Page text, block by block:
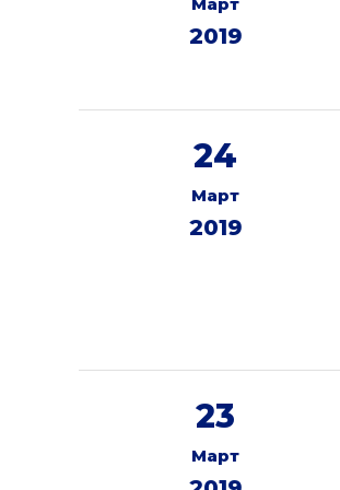
2019
24
Март
2019
23
Март